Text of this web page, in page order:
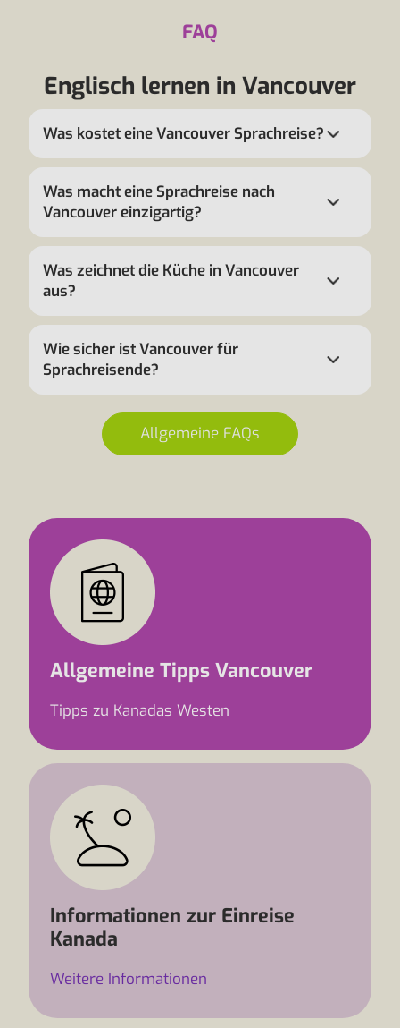
FAQ
Englisch lernen in Vancouver
Was kostet eine Vancouver Sprachreise?
Was macht eine Sprachreise nach
Vancouver einzigartig?
Was zeichnet die Küche in Vancouver
aus?
Wie sicher ist Vancouver für
Sprachreisende?
Allgemeine FAQs
Allgemeine Tipps Vancouver
Tipps zu Kanadas Westen
Informationen zur Einreise
Kanada
Weitere Informationen